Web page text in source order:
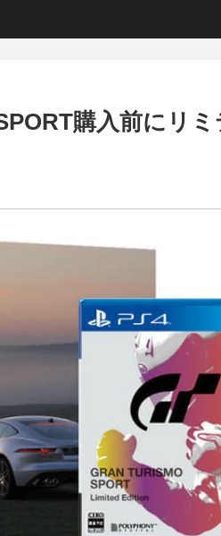
購入前にリミ